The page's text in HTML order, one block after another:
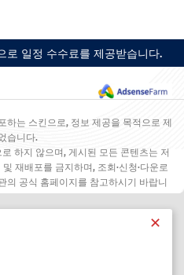
일정 수수료를 제공받습니다.
는 스킨으로, 정보 제공을 목적으로 제
습니다.
하지 않으며, 게시된 모든 콘텐츠는 저
재배포를 금지하며, 조회·신청·다운로
의 공식 홈페이지를 참고하시기 바랍니
✕